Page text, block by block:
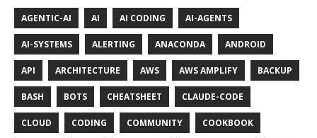
AGENTIC-AI AI AI CODING AI-AGENTS
AI-SYSTEMS ALERTING ANACONDA ANDROID
API ARCHITECTURE AWS AWS AMPLIFY BACKUP
BASH BOTS CHEATSHEET CLAUDE-CODE
CLOUD CODING COMMUNITY COOKBOOK